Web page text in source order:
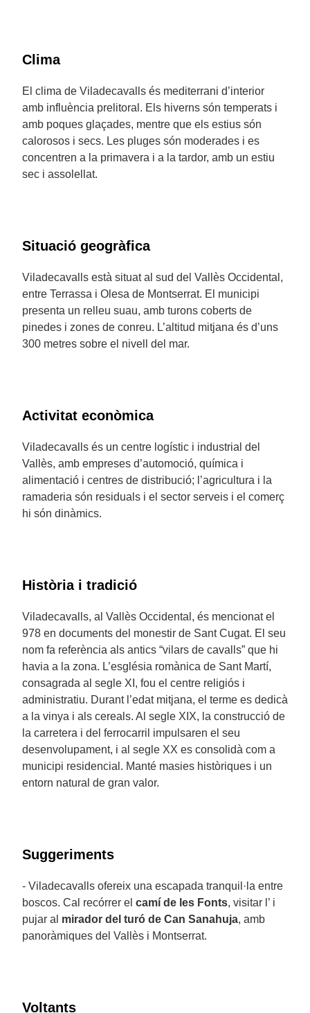
Clima
El clima de Viladecavalls és mediterrani d’interior
amb influència prelitoral. Els hiverns són temperats i
amb poques glaçades, mentre que els estius són
calorosos i secs. Les pluges són moderades i es
concentren a la primavera i a la tardor, amb un estiu
sec i assolellat.
Situació geogràfica
Viladecavalls està situat al sud del Vallès Occidental,
entre Terrassa i Olesa de Montserrat. El municipi
presenta un relleu suau, amb turons coberts de
pinedes i zones de conreu. L’altitud mitjana és d’uns
300 metres sobre el nivell del mar.
Activitat econòmica
Viladecavalls és un centre logístic i industrial del
Vallès, amb empreses d’automoció, química i
alimentació i centres de distribució; l’agricultura i la
ramaderia són residuals i el sector serveis i el comerç
hi són dinàmics.
Història i tradició
Viladecavalls, al Vallès Occidental, és mencionat el
978 en documents del monestir de Sant Cugat. El seu
nom fa referència als antics “vilars de cavalls” que hi
havia a la zona. L’església romànica de Sant Martí,
consagrada al segle XI, fou el centre religiós i
administratiu. Durant l’edat mitjana, el terme es dedicà
a la vinya i als cereals. Al segle XIX, la construcció de
la carretera i del ferrocarril impulsaren el seu
desenvolupament, i al segle XX es consolidà com a
municipi residencial. Manté masies històriques i un
entorn natural de gran valor.
Suggeriments
- Viladecavalls ofereix una escapada tranquil·la entre
boscos. Cal recórrer el camí de les Fonts, visitar l’ i
pujar al mirador del turó de Can Sanahuja, amb
panoràmiques del Vallès i Montserrat.
Voltants